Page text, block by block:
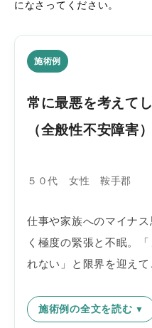
になさってください。
施術例
常に最悪を考えて
（全般性不安障害
５０代 女性 鞍手郡
仕事や家族へのマイナ
く極度の緊張と不眠。
れない」と限界を迎えて
施術例の全文を読む